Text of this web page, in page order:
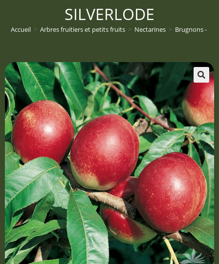
SILVERLODE
Accueil > Arbres fruitiers et petits fruits > Nectarines > Brugnons -